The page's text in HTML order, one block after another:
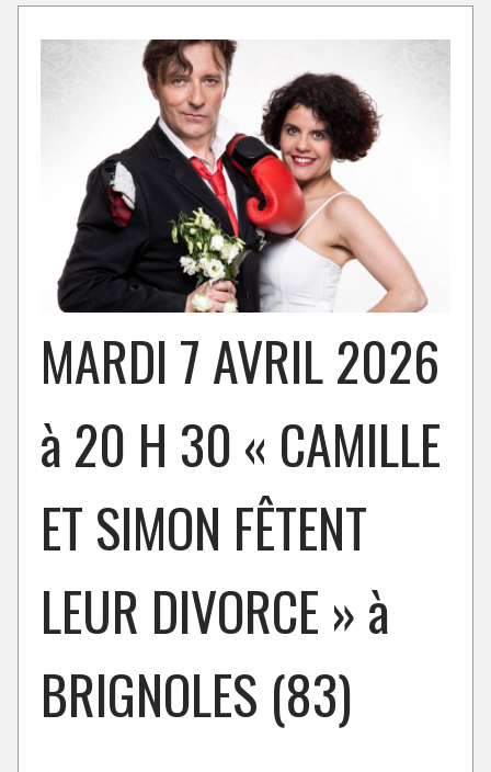
MARDI 7 AVRIL 2026
à 20 H 30 « CAMILLE
ET SIMON FÊTENT
LEUR DIVORCE » à
BRIGNOLES (83)